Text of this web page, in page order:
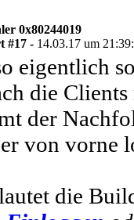
0x80244019
#17 - 14.03.17 um
eigentlich
die
der
von vorne
die